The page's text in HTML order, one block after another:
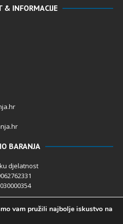
& INFORMACIJE
BARANJA
djelatnost
u cijelosti
vam pružili najbolje iskustvo na